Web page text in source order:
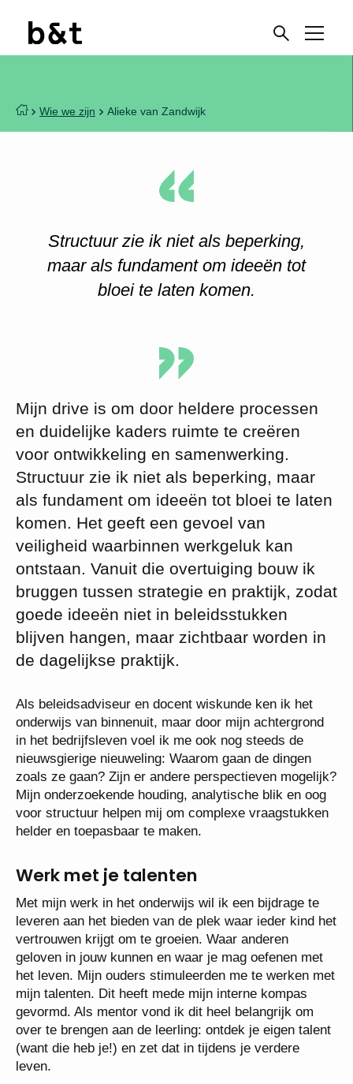
Wie we zijn Alieke van Zandwijk
Structuur zie ik niet als beperking,
maar als fundament om ideeën tot
bloei te laten komen.
Mijn drive is om door heldere processen
en duidelijke kaders ruimte te creëren
voor ontwikkeling en samenwerking.
Structuur zie ik niet als beperking, maar
als fundament om ideeën tot bloei te laten
komen. Het geeft een gevoel van
veiligheid waarbinnen werkgeluk kan
ontstaan. Vanuit die overtuiging bouw ik
bruggen tussen strategie en praktijk, zodat
goede ideeën niet in beleidsstukken
blijven hangen, maar zichtbaar worden in
de dagelijkse praktijk.
Als beleidsadviseur en docent wiskunde ken ik het
onderwijs van binnenuit, maar door mijn achtergrond
in het bedrijfsleven voel ik me ook nog steeds de
nieuwsgierige nieuweling: Waarom gaan de dingen
zoals ze gaan? Zijn er andere perspectieven mogelijk?
Mijn onderzoekende houding, analytische blik en oog
voor structuur helpen mij om complexe vraagstukken
helder en toepasbaar te maken.
Werk met je talenten
Met mijn werk in het onderwijs wil ik een bijdrage te
leveren aan het bieden van de plek waar ieder kind het
vertrouwen krijgt om te groeien. Waar anderen
geloven in jouw kunnen en waar je mag oefenen met
het leven. Mijn ouders stimuleerden me te werken met
mijn talenten. Dit heeft mede mijn interne kompas
gevormd. Als mentor vond ik dit heel belangrijk om
over te brengen aan de leerling: ontdek je eigen talent
(want die heb je!) en zet dat in tijdens je verdere
leven.